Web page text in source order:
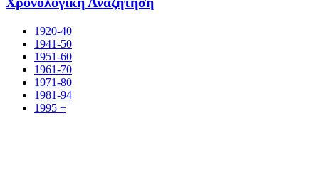
1920-40
1941-50
1951-60
1961-70
1971-80
1981-94
1995 +